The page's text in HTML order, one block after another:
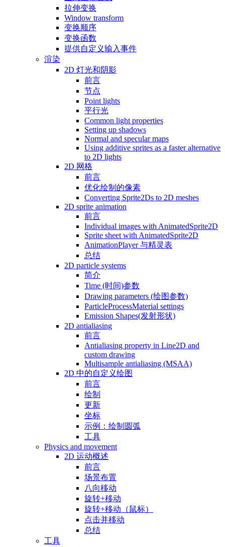
拉伸变换
Window transform
变换顺序
变换函数
提供自定义输入事件
渲染
2D 灯光和阴影
前言
节点
Point lights
平行光
Common light properties
Setting up shadows
Normal and specular maps
Using additive sprites as a faster alternative
to 2D lights
2D 网格
前言
优化绘制的像素
Converting Sprite2Ds to 2D meshes
2D sprite animation
前言
Individual images with AnimatedSprite2D
Sprite sheet with AnimatedSprite2D
AnimationPlayer 与精灵表
总结
2D particle systems
简介
Time (时间)参数
Drawing parameters (绘图参数)
ParticleProcessMaterial settings
Emission Shapes(发射形状)
2D antialiasing
前言
Antialiasing property in Line2D and
custom drawing
Multisample antialiasing (MSAA)
2D 中的自定义绘图
前言
绘制
更新
坐标
示例：绘制圆弧
工具
Physics and movement
2D 运动概述
前言
场景布置
八向移动
旋转+移动
旋转+移动（鼠标）
点击并移动
总结
工具